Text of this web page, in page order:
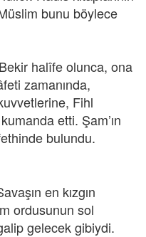
bunu böylece
halîfe olunca, ona
zamanında,
Fihl
etti. Şam’ın
bulundu.
en kızgın
ordusunun sol
gelecek gibiydi.